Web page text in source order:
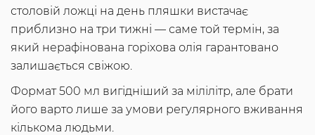
столовій ложці на день пляшки вистачає
приблизно на три тижні — саме той термін, за
який нерафінована горіхова олія гарантовано
залишається свіжою.
Формат 500 мл вигідніший за мілілітр, але брати
його варто лише за умови регулярного вживання
кількома людьми.